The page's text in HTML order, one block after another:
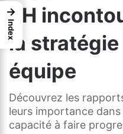
RH
la
équipe
Découvrez les
leurs importance
capacité à faire
→
Index